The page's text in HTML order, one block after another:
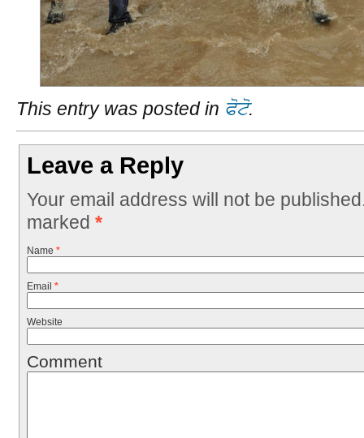
This entry was posted in ਫੋਟੋ.
Leave a Reply
Your email address will not be
marked *
Name *
Email *
Website
Comment